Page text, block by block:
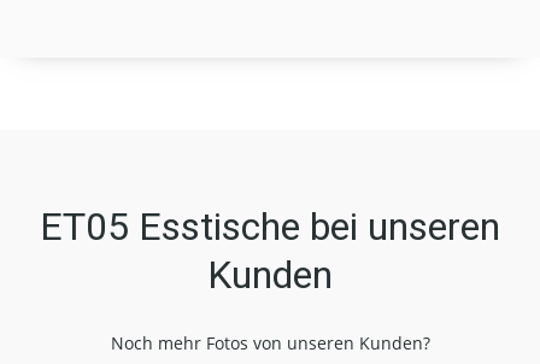
ET05 Esstische bei unseren
Kunden
Noch mehr Fotos von unseren Kunden?